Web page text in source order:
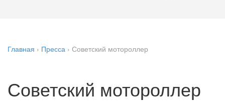
Главная › Пресса › Советский мотороллер
Советский мотороллер